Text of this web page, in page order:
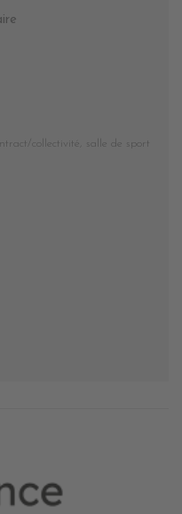
collectivité, salle de sport